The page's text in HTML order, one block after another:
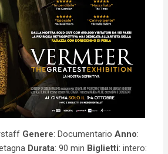
Genere: Documentario Anno:
Durata: 90 min Biglietti: intero: